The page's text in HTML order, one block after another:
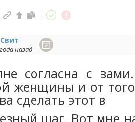
назад
согласна с
женщины и от
сделать этот в
шаг. Вот мне